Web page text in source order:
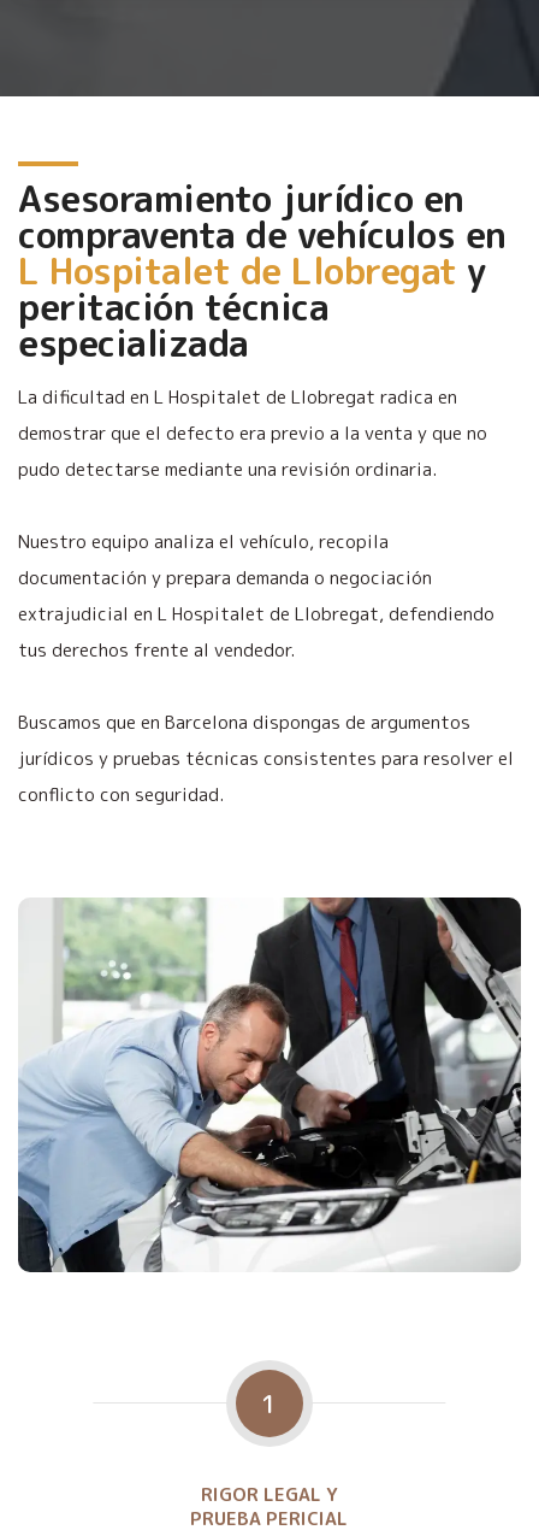
Asesoramiento jurídico en
compraventa de vehículos en
L Hospitalet de Llobregat y
peritación técnica
especializada
La dificultad en L Hospitalet de Llobregat radica en
demostrar que el defecto era previo a la venta y que no
pudo detectarse mediante una revisión ordinaria.
Nuestro equipo analiza el vehículo, recopila
documentación y prepara demanda o negociación
extrajudicial en L Hospitalet de Llobregat, defendiendo
tus derechos frente al vendedor.
Buscamos que en Barcelona dispongas de argumentos
jurídicos y pruebas técnicas consistentes para resolver el
conflicto con seguridad.
1
RIGOR LEGAL Y
PRUEBA PERICIAL